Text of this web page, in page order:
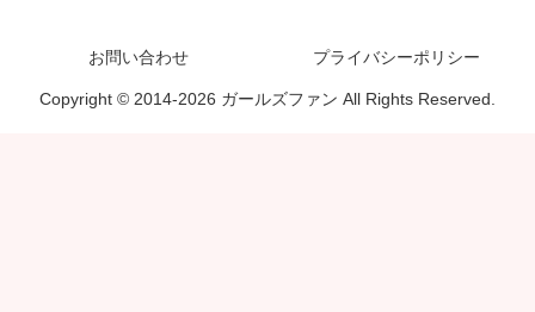
お問い合わせ プライバシーポリシー
Copyright © 2014-2026 ガールズファン All Rights Reserved.